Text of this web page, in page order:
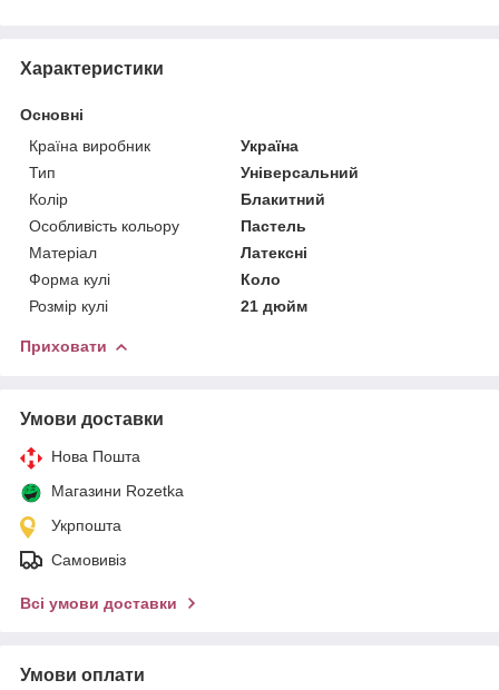
Характеристики
Основні
Країна виробник
Україна
Тип
Універсальний
Колір
Блакитний
Особливість кольору
Пастель
Матеріал
Латексні
Форма кулі
Коло
Розмір кулі
21 дюйм
Приховати
Умови доставки
Нова Пошта
Магазини Rozetka
Укрпошта
Самовивіз
Всі умови доставки
Умови оплати